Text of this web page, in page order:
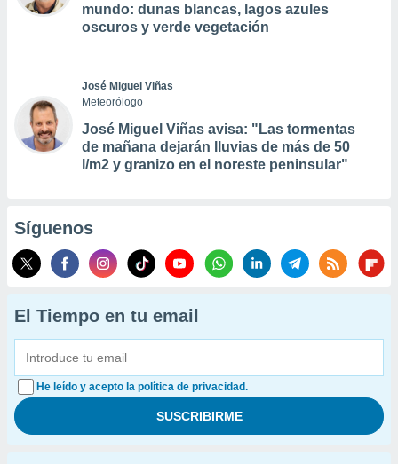
mundo: dunas blancas, lagos azules
oscuros y verde vegetación
José Miguel Viñas
Meteorólogo
José Miguel Viñas avisa: "Las tormentas
de mañana dejarán lluvias de más de 50
l/m2 y granizo en el noreste peninsular"
Síguenos
El Tiempo en tu email
He leído y acepto la política de privacidad.